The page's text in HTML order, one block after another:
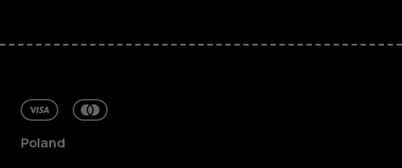
Poland